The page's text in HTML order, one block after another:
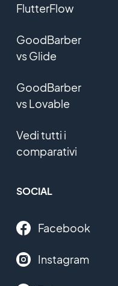
FlutterFlow
GoodBarber
vs Glide
GoodBarber
vs Lovable
Vedi tutti i
comparativi
SOCIAL
Facebook
Instagram